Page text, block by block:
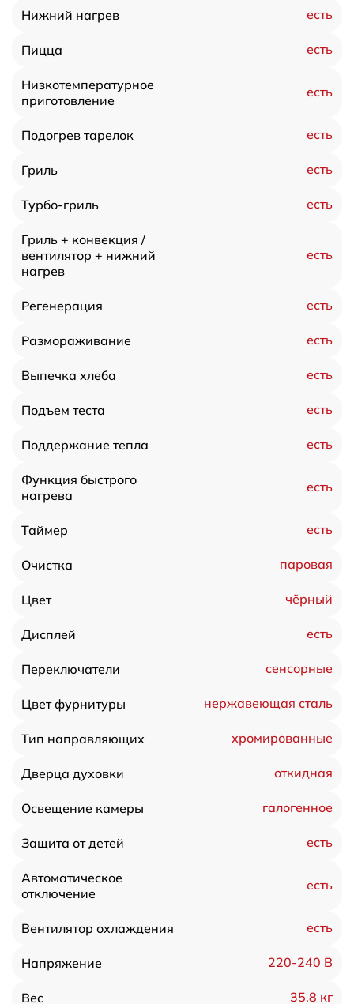
Нижний нагрев есть
Пицца есть
Низкотемпературное
приготовление
есть
Подогрев тарелок есть
Гриль есть
Турбо-гриль есть
Гриль + конвекция /
вентилятор + нижний
нагрев
есть
Регенерация есть
Размораживание есть
Выпечка хлеба есть
Подъем теста есть
Поддержание тепла есть
Функция быстрого
нагрева
есть
Таймер есть
Очистка паровая
Цвет чёрный
Дисплей есть
Переключатели сенсорные
Цвет фурнитуры нержавеющая сталь
Тип направляющих хромированные
Дверца духовки откидная
Освещение камеры галогенное
Защита от детей есть
Автоматическое
отключение
есть
Вентилятор охлаждения есть
Напряжение 220-240 В
Вес 35.8 кг